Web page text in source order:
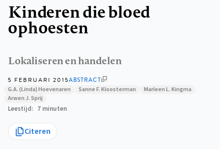
Lokaliseren en handelen
Kinderen die bloed
ophoesten
5 FEBRUARI 2015ABSTRACT
G.A. (Linda) Hoevenaren
Sanne F. Kloosterman
Marleen L. Kingma
Arwen J. Sprij
Leestijd 7 minuten
Citeren